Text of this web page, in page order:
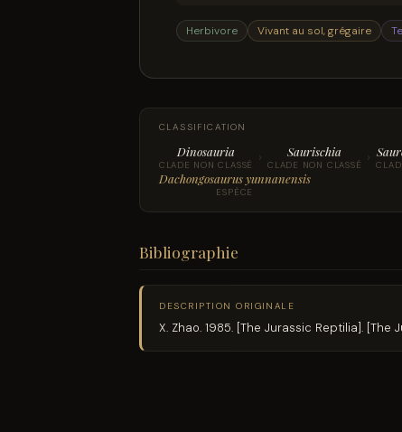
Herbivore Vivant au sol, grégaire
CLASSIFICATION
Dinosauria
CLADE NON CLASSÉ › Saurischia
CLADE NON CLASSÉ ›
Dachongosaurus yunnanensis
ESPÈCE
Bibliographie
DESCRIPTION ORIGINALE
X. Zhao. 1985. [The Jurassic Reptilia]. [The